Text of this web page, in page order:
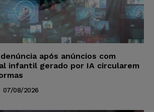
após anúncios com
infantil gerado por IA circularem
07/08/2026